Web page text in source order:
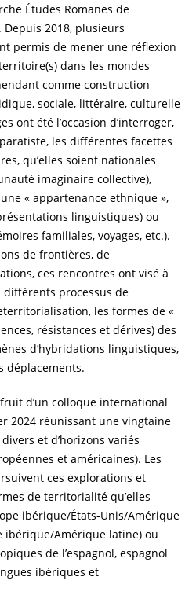
Études Romanes de
Depuis 2018, plusieurs
permis de mener une réflexion
dans les mondes
comme construction
sociale, littéraire, culturelle
ont été l’occasion d’interroger,
les différentes facettes
qu’elles soient nationales
imaginaire collective),
« appartenance ethnique »,
linguistiques) ou
familiales, voyages, etc.).
de frontières, de
ces rencontres ont visé à
processus de
les formes de «
résistances et dérives) des
d’hybridations linguistiques,
déplacements.
d’un colloque international
2024 réunissant une vingtaine
et d’horizons variés
et américaines). Les
ces explorations et
de territorialité qu’elles
ibérique/États-Unis/Amérique
ibérique/Amérique latine) ou
de l’espagnol, espagnol
ibériques et